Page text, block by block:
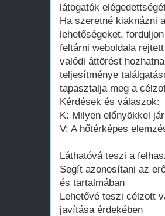
látogatók
Ha szeretné kiaknázni
lehetőségeket,
feltárni weboldala
valódi áttörést
teljesítménye
tapasztalja meg a
Kérdések és válaszok:
K: Milyen előnyökkel
V: A hőtérképes
Láthatóvá teszi a
Segít azonosítani az
és tartalmában
Lehetővé teszi célzott
javítása érdekében